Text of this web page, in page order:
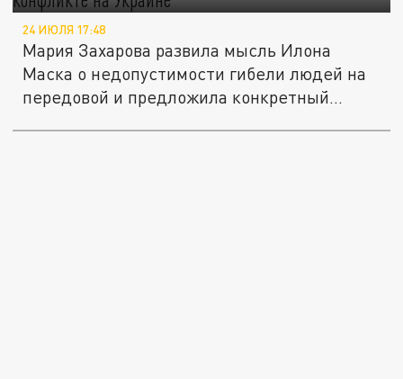
24 ИЮЛЯ 17:48
Мария Захарова развила мысль Илона
Маска о недопустимости гибели людей на
передовой и предложила конкретный...